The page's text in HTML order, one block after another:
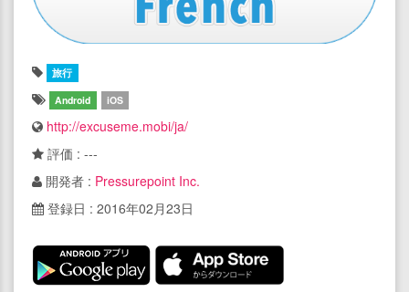
旅行
Android
iOS
http://excuseme.mobi/ja/
評価 : ---
開発者 : Pressurepoint Inc.
登録日 : 2016年02月23日